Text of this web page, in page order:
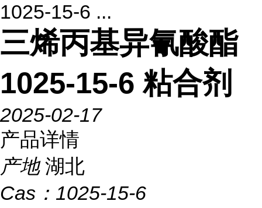
1025-15-6 ...
三烯丙基异氰酸酯
1025-15-6 粘合剂
2025-02-17
产品详情
产地 湖北
Cas： 1025-15-6